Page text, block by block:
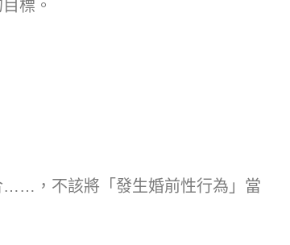
標。
……，不該將「發生婚前性行為」當